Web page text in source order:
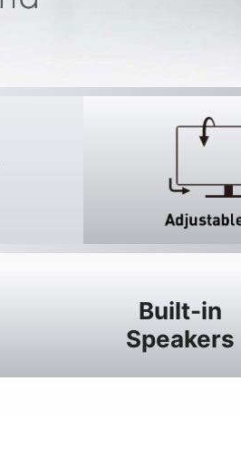
Built-in
Speakers